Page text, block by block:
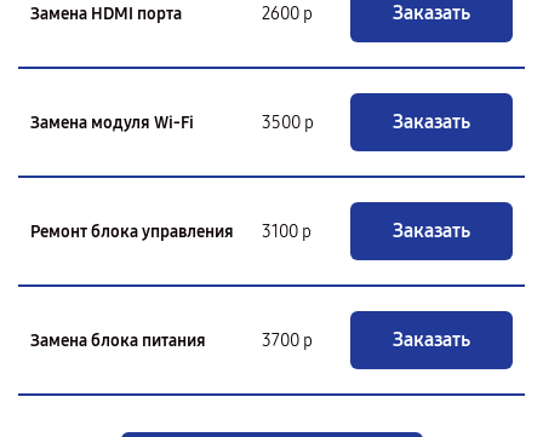
Замена HDMI порта 2600 р Заказать
Замена модуля Wi-Fi 3500 р Заказать
Ремонт блока управления 3100 р Заказать
Замена блока питания 3700 р Заказать